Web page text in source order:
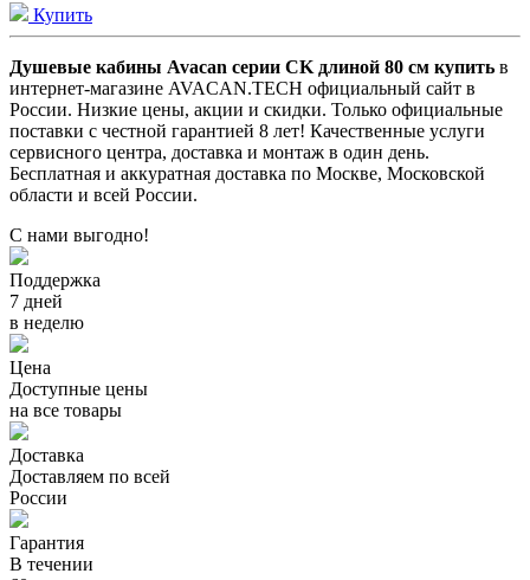
Купить
Душевые кабины Avacan серии CK длиной 80 см купить в
интернет-магазине AVACAN.TECH официальный сайт в
России. Низкие цены, акции и скидки. Только официальные
поставки c честной гарантией 8 лет! Качественные услуги
сервисного центра, доставка и монтаж в один день.
Бесплатная и аккуратная доставка по Москве, Московской
области и всей России.
С нами выгодно!
Поддержка
7 дней
в неделю
Цена
Доступные цены
на все товары
Доставка
Доставляем по всей
России
Гарантия
В течении